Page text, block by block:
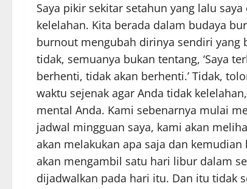
Saya pikir sekitar setahun yang lalu
kelelahan. Kita berada dalam budaya
burnout mengubah dirinya sendiri yang
tidak, semuanya bukan tentang, ‘Saya
berhenti, tidak akan berhenti.’ Tidak,
waktu sejenak agar Anda tidak
mental Anda. Kami sebenarnya mulai
jadwal mingguan saya, kami akan
akan melakukan apa saja dan
akan mengambil satu hari libur dalam
dijadwalkan pada hari itu. Dan itu tidak